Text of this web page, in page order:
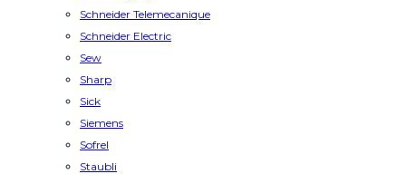
Schneider Telemecanique
Schneider Electric
Sew
Sharp
Sick
Siemens
Sofrel
Staubli